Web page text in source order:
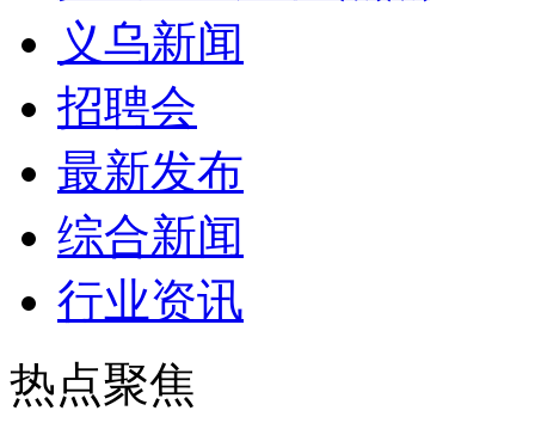
义乌新闻
招聘会
最新发布
综合新闻
行业资讯
热点聚焦